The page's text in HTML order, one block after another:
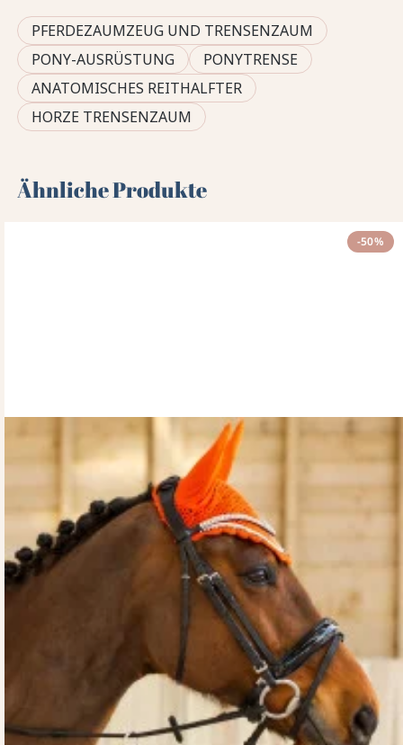
PFERDEZAUMZEUG UND TRENSENZAUM
PONY-AUSRÜSTUNG
PONYTRENSE
ANATOMISCHES REITHALFTER
HORZE TRENSENZAUM
Ähnliche Produkte
-50%